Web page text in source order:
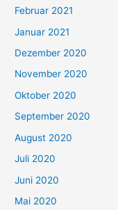
Februar 2021
Januar 2021
Dezember 2020
November 2020
Oktober 2020
September 2020
August 2020
Juli 2020
Juni 2020
Mai 2020